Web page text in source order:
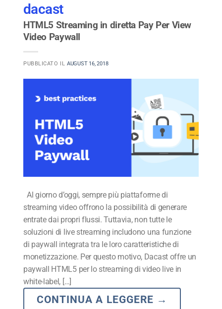
dacast
HTML5 Streaming in diretta Pay Per View
Video Paywall
PUBBLICATO IL AUGUST 16, 2018
Al giorno d’oggi, sempre più piattaforme di
streaming video offrono la possibilità di generare
entrate dai propri flussi. Tuttavia, non tutte le
soluzioni di live streaming includono una funzione
di paywall integrata tra le loro caratteristiche di
monetizzazione. Per questo motivo, Dacast offre un
paywall HTML5 per lo streaming di video live in
white-label, […]
CONTINUA A LEGGERE →